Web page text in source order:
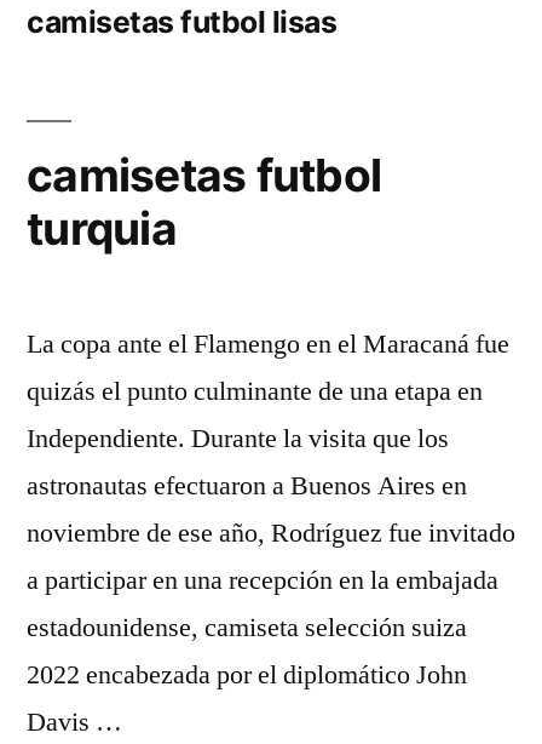
camisetas futbol lisas
camisetas futbol
turquia
La copa ante el Flamengo en el Maracaná fue
quizás el punto culminante de una etapa en
Independiente. Durante la visita que los
astronautas efectuaron a Buenos Aires en
noviembre de ese año, Rodríguez fue invitado
a participar en una recepción en la embajada
estadounidense, camiseta selección suiza
2022 encabezada por el diplomático John
Davis …